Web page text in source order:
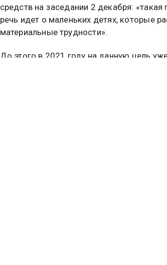
средств на заседании 2 декабря:
речь идет о маленьких детях, которые
материальные трудности».
До этого в 2021 году на данную цель